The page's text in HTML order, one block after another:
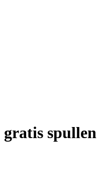
gratis spullen